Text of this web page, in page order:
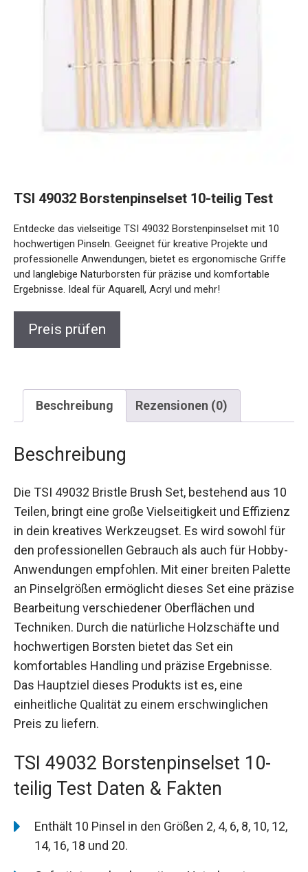
TSI 49032 Borstenpinselset 10-teilig Test
Entdecke das vielseitige TSI 49032 Borstenpinselset mit 10
hochwertigen Pinseln. Geeignet für kreative Projekte und
professionelle Anwendungen, bietet es ergonomische Griffe
und langlebige Naturborsten für präzise und komfortable
Ergebnisse. Ideal für Aquarell, Acryl und mehr!
Preis prüfen
Beschreibung Rezensionen (0)
Beschreibung
Die TSI 49032 Bristle Brush Set, bestehend aus 10
Teilen, bringt eine große Vielseitigkeit und Effizienz
in dein kreatives Werkzeugset. Es wird sowohl für
den professionellen Gebrauch als auch für Hobby-
Anwendungen empfohlen. Mit einer breiten Palette
an Pinselgrößen ermöglicht dieses Set eine präzise
Bearbeitung verschiedener Oberflächen und
Techniken. Durch die natürliche Holzschäfte und
hochwertigen Borsten bietet das Set ein
komfortables Handling und präzise Ergebnisse.
Das Hauptziel dieses Produkts ist es, eine
einheitliche Qualität zu einem erschwinglichen
Preis zu liefern.
TSI 49032 Borstenpinselset 10-
teilig Test Daten & Fakten
Enthält 10 Pinsel in den Größen 2, 4, 6, 8, 10, 12,
14, 16, 18 und 20.